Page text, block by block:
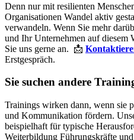
Denn nur mit resilienten
Organisationen Wandel aktiv
verwandeln. Wenn Sie mehr
und Ihr Unternehmen auf diesem
Sie uns gerne an. 📩
Erstgespräch.
Sie suchen andere
Trainings wirken dann, wenn sie
und Kommunikation fördern.
beispielhaft für typische
Weiterbildung Führungskräfte